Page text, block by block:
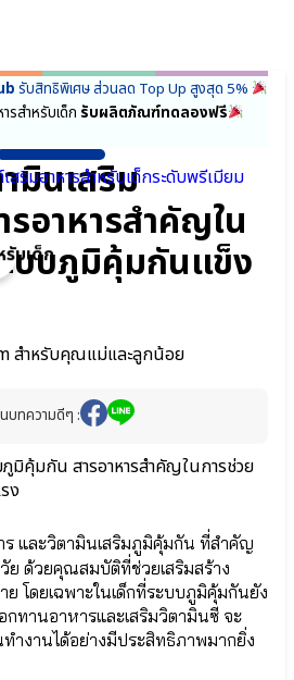
รับสิทธิพิเศษ ส่วนลด Top Up สูงสุด 5%
รับผลิตภัณฑ์ทดลองฟรี
มินเสริม
อาหารสำคัญใน
บบภูมิคุ้มกันแข็ง
สำหรับคุณแม่และลูกน้อย
บทความดีๆ :
ร และวิตามินเสริมภูมิคุ้มกัน ที่สำคัญ
ย ด้วยคุณสมบัติที่ช่วยเสริมสร้าง
ย โดยเฉพาะในเด็กที่ระบบภูมิคุ้มกันยัง
กทานอาหารและเสริมวิตามินซี จะ
ำงานได้อย่างมีประสิทธิภาพมากยิ่ง